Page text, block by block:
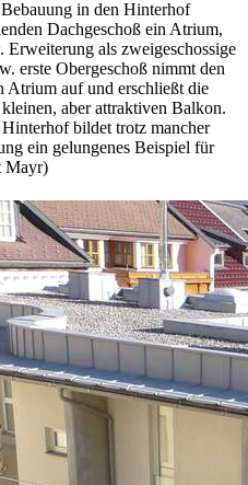
in den Hinterhof
Dachgeschoß ein Atrium,
als zweigeschossige
erste Obergeschoß nimmt den
Atrium auf und erschließt die
aber attraktiven Balkon.
bildet trotz mancher
ein gelungenes Beispiel für
Mayr)